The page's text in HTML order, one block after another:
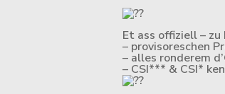
Et ass offiziell –
– provisoreschen
– alles ronderem
– CSI*** & CSI*